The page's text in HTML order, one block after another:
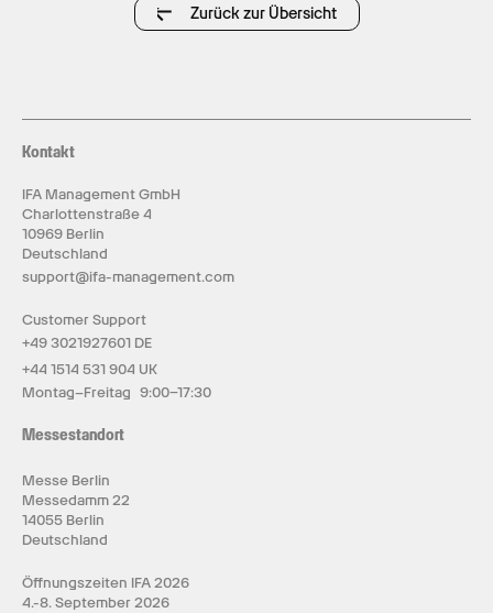
Zurück zur Übersicht
Kontakt
IFA Management GmbH
Charlottenstraße 4
10969 Berlin
Deutschland
support@ifa-management.com
Customer Support
+49 3021927601 DE
+44 1514 531 904 UK
Montag–Freitag 9:00–17:30
Messestandort
Messe Berlin
Messedamm 22
14055 Berlin
Deutschland
Öffnungszeiten IFA 2026
4.-8. September 2026